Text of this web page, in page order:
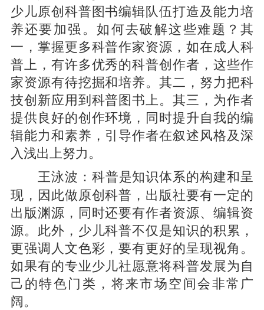
少儿原创科普图书编辑队伍打造及能力培
养还要加强。如何去破解这些难题？其
一，掌握更多科普作家资源，如在成人科
普上，有许多优秀的科普创作者，这些作
家资源有待挖掘和培养。其二，努力把科
技创新应用到科普图书上。其三，为作者
提供良好的创作环境，同时提升自我的编
辑能力和素养，引导作者在叙述风格及深
入浅出上努力。
王泳波： 科普是知识体系的构建和呈
现，因此做原创科普，出版社要有一定的
出版渊源，同时还要有作者资源、编辑资
源。此外，少儿科普不仅是知识的积累，
更强调人文色彩，要有更好的呈现视角。
如果有的专业少儿社愿意将科普发展为自
己的特色门类，将来市场空间会非常广
阔。